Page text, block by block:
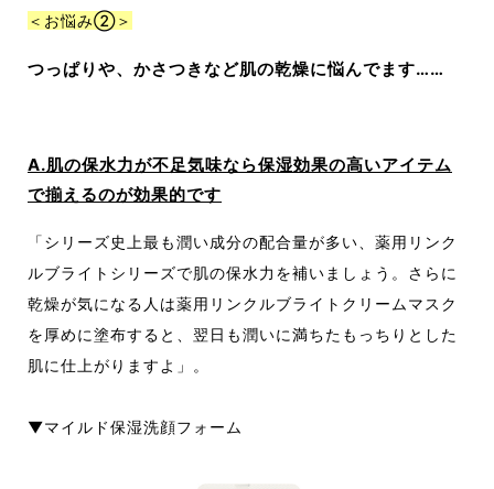
＜お悩み②＞
つっぱりや、かさつきなど肌の乾燥に悩んでます……
A.肌の保水力が不足気味なら保湿効果の高いアイテム
で揃えるのが効果的です
「シリーズ史上最も潤い成分の配合量が多い、薬用リンク
ルブライトシリーズで肌の保水力を補いましょう。さらに
乾燥が気になる人は薬用リンクルブライトクリームマスク
を厚めに塗布すると、翌日も潤いに満ちたもっちりとした
肌に仕上がりますよ」。
▼マイルド保湿洗顔フォーム